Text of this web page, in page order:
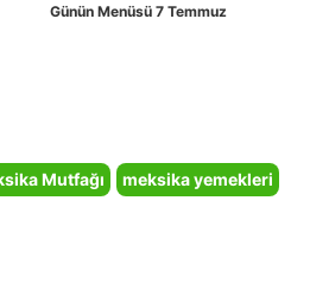
Günün Menüsü 7 Temmuz
Mutfağı
meksika yemekleri